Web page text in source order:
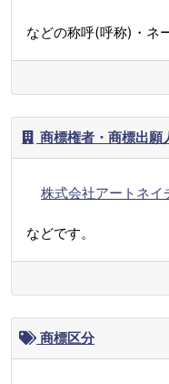
などの称呼(呼称)・ネ
商標権者・商標出願
株式会社アートネイ
などです。
商標区分